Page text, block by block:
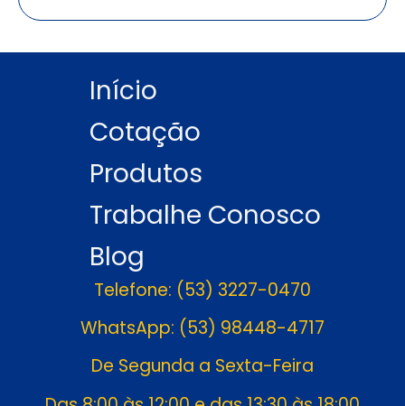
Início
Cotação
Produtos
Trabalhe Conosco
Blog
Telefone: (53) 3227-0470
WhatsApp: (53) 98448-4717
De Segunda a Sexta-Feira